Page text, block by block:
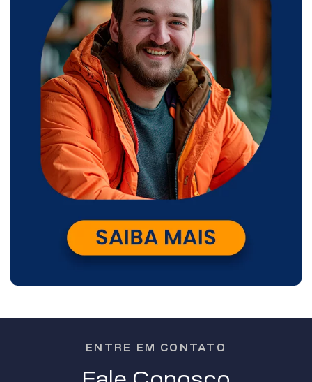
ENTRE EM CONTATO